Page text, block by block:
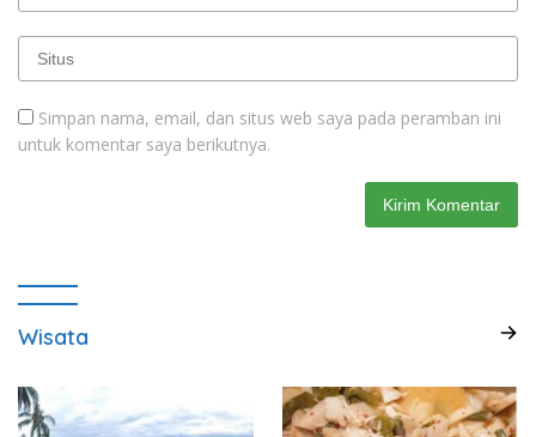
Simpan nama, email, dan situs web saya pada peramban ini
untuk komentar saya berikutnya.
Wisata